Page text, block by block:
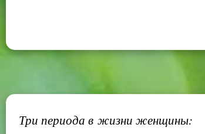
Три периода в жизни женщины: